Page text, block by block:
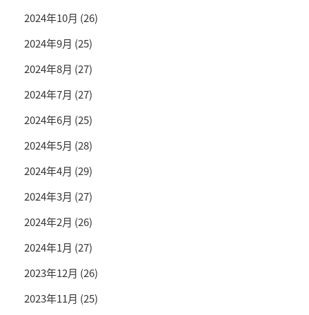
2024年10月 (26)
2024年9月 (25)
2024年8月 (27)
2024年7月 (27)
2024年6月 (25)
2024年5月 (28)
2024年4月 (29)
2024年3月 (27)
2024年2月 (26)
2024年1月 (27)
2023年12月 (26)
2023年11月 (25)